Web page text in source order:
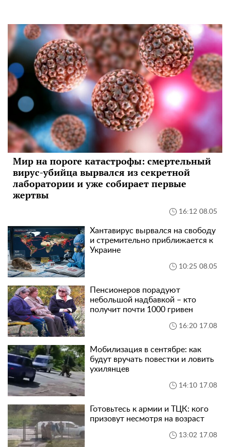
Мир на пороге катастрофы: смертельный
вирус-убийца вырвался из секретной
лаборатории и уже собирает первые
жертвы
16:12 08.05
Хантавирус вырвался на свободу
и стремительно приближается к
Украине
10:25 08.05
Пенсионеров порадуют
небольшой надбавкой – кто
получит почти 1000 гривен
16:20 17.08
Мобилизация в сентябре: как
будут вручать повестки и ловить
ухилянцев
14:10 17.08
Готовьтесь к армии и ТЦК: кого
призовут несмотря на возраст
13:02 17.08